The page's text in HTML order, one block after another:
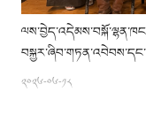
༢༠༢༦-༠༦-༡༨